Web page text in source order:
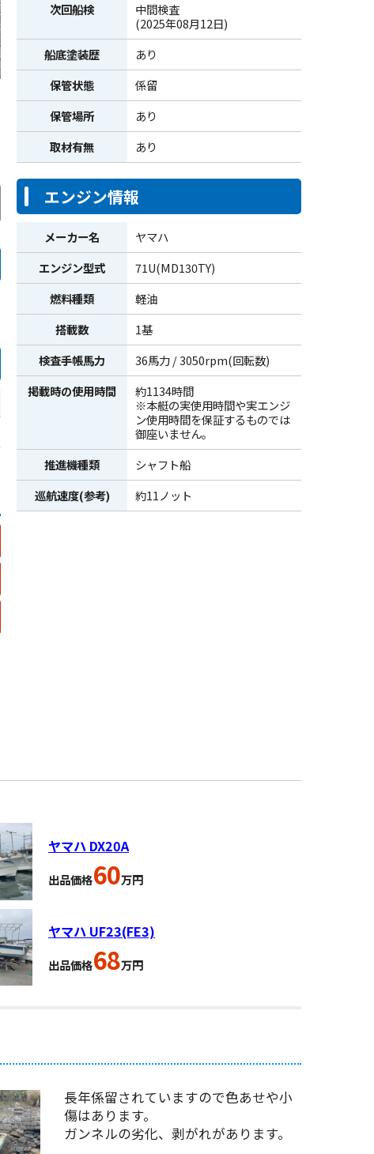
次回船検
中間検査
(2025年08月12日)
船底塗装歴
あり
保管状態
係留
保管場所
あり
取材有無
あり
エンジン情報
メーカー名
ヤマハ
エンジン型式
71U(MD130TY)
燃料種類
軽油
搭載数
1基
検査手帳馬力
36馬力 / 3050rpm(回転数)
掲載時の使用時間
約1134時間
※本艇の実使用時間や実エンジ
ン使用時間を保証するものでは
御座いません。
推進機種類
シャフト船
巡航速度(参考)
約11ノット
ヤマハ DX20A
出品価格60万円
ヤマハ UF23(FE3)
出品価格68万円
長年係留されていますので色あせや小
傷はあります。
ガンネルの劣化、剥がれがあります。